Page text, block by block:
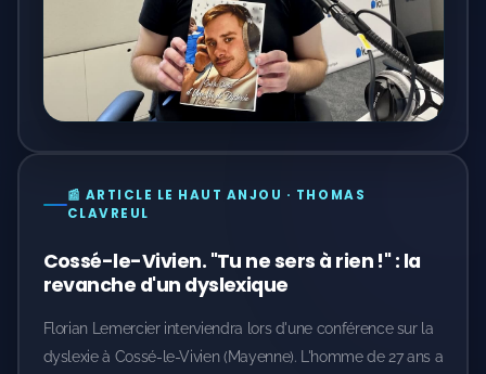
📰 ARTICLE LE HAUT ANJOU · THOMAS
CLAVREUL
Cossé-le-Vivien. "Tu ne sers à rien !" : la
revanche d'un dyslexique
Florian Lemercier interviendra lors d'une conférence sur la
dyslexie à Cossé-le-Vivien (Mayenne). L'homme de 27 ans a